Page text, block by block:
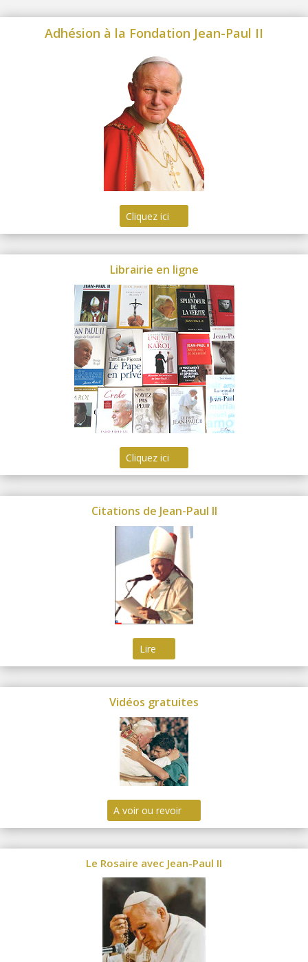
Adhésion à la Fondation Jean-Paul II
Cliquez ici
Librairie en ligne
Cliquez ici
Citations de Jean-Paul II
Lire
Vidéos gratuites
A voir ou revoir
Le Rosaire avec Jean-Paul II